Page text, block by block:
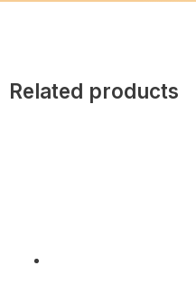
Related products